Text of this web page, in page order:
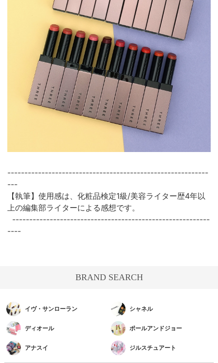
-----------------------------------------------------------
---
【執筆】使用感は、化粧品検定1級/美容ライター歴4年以
上の編集部ライターによる感想です。
----------------------------------------------------------
----
BRAND SEARCH
イヴ・サンローラン シャネル
ディオール ポールアンドジョー
アナスイ ジルスチュアート